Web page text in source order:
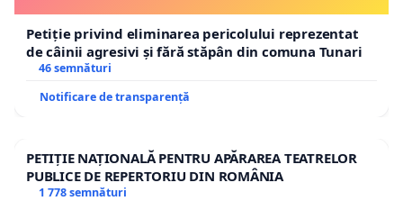
Petiție privind eliminarea pericolului reprezentat
de câinii agresivi și fără stăpân din comuna Tunari
46 semnături
Notificare de transparență
PETIȚIE NAȚIONALĂ PENTRU APĂRAREA TEATRELOR
PUBLICE DE REPERTORIU DIN ROMÂNIA
1 778 semnături